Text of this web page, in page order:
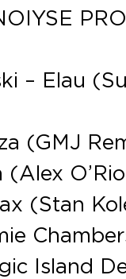
– Elau
(GMJ
(Stan
Island